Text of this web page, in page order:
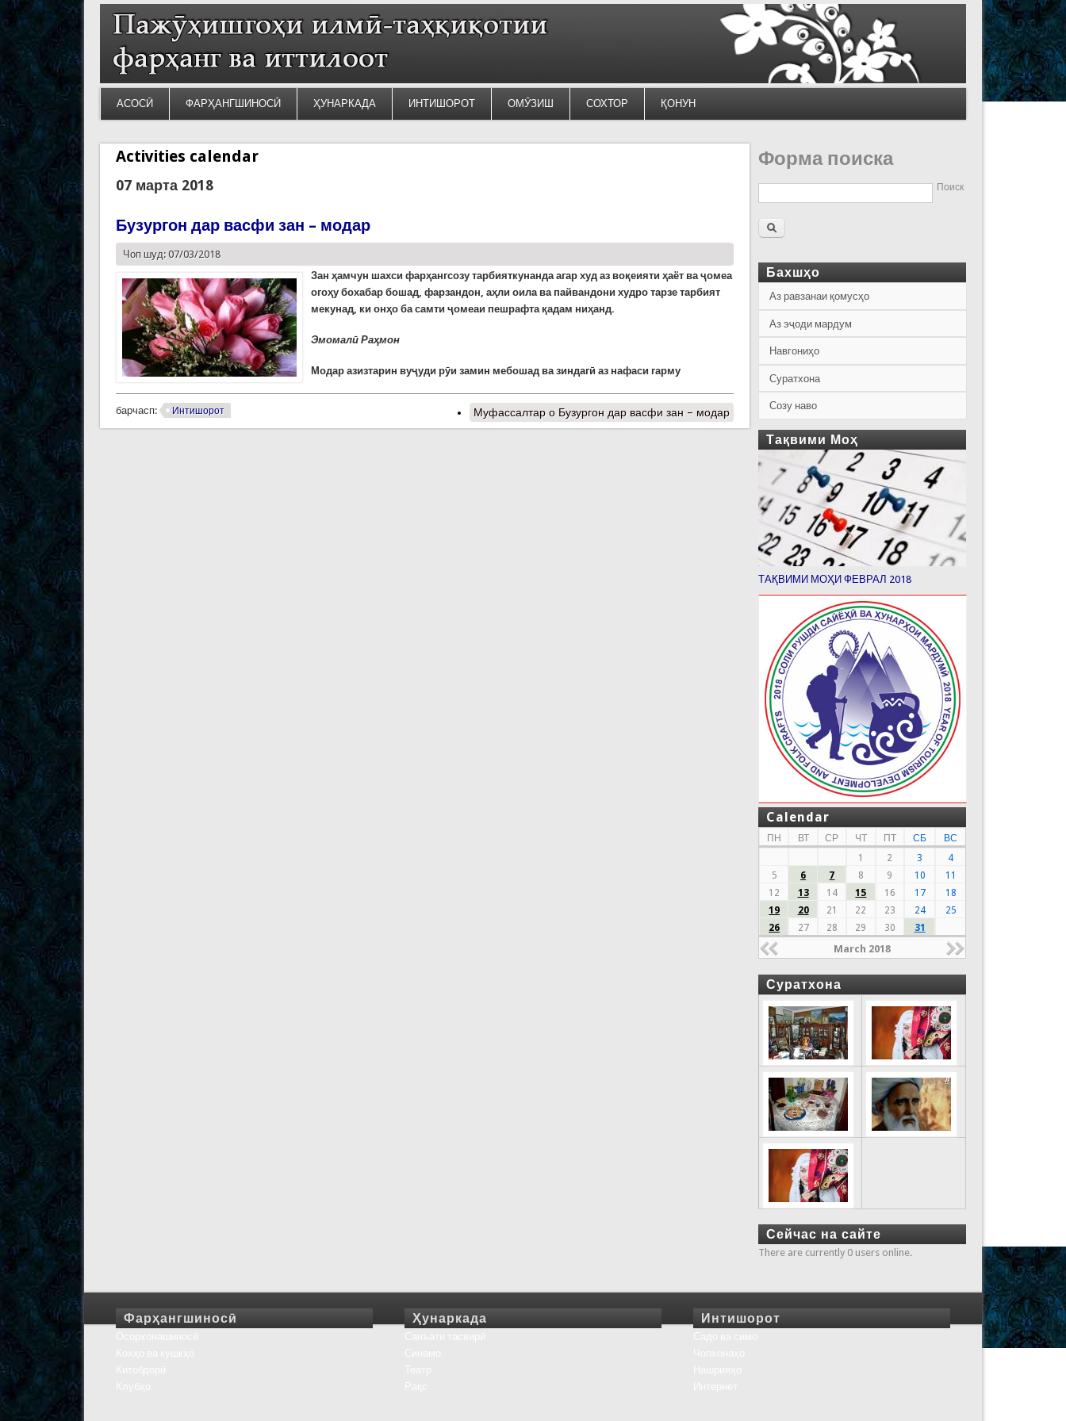
АСОСӢ ФАРҲАНГШИНОСӢ ҲУНАРКАДА ИНТИШОРОТ ОМӮЗИШ СОХТОР ҚОНУН
Activities calendar
07 марта 2018
Бузургон дар васфи зан – модар
Чоп шуд: 07/03/2018
Зан ҳамчун шахси фарҳангсозу тарбияткунанда агар худ аз воқеияти ҳаёт ва ҷомеа
огоҳу бохабар бошад, фарзандон, аҳли оила ва пайвандони худро тарзе тарбият
мекунад, ки онҳо ба самти ҷомеаи пешрафта қадам ниҳанд.
Эмомалӣ Раҳмон
Модар азизтарин вуҷуди рӯи замин мебошад ва зиндагӣ аз нафаси гарму
барчасп: Интишорот Муфассалтар о Бузургон дар васфи зан – модар
Форма поиска
Поиск
Бахшҳо
Аз равзанаи қомусҳо
Аз эҷоди мардум
Навгониҳо
Суратхона
Созу наво
Тақвими Моҳ
ТАҚВИМИ МОҲИ ФЕВРАЛ 2018
Calendar
ПН ВТ СР ЧТ ПТ СБ
ВС
1
2 3
4
5
6 7 8 9 10
11
12
13 14 15 16 17
18
19
20 21 22 23 24
25
26
27 28 29 30 31
March 2018
Суратхона
Сейчас на сайте
There are currently 0 users online.
Фарҳангшиносӣ Ҳунаркада Интишорот